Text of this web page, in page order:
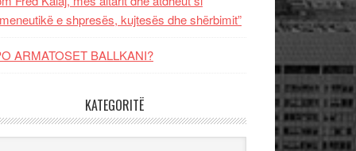
e shpresës, kujtesës dhe shërbimit”
ARMATOSET BALLKANI?
KATEGORITË